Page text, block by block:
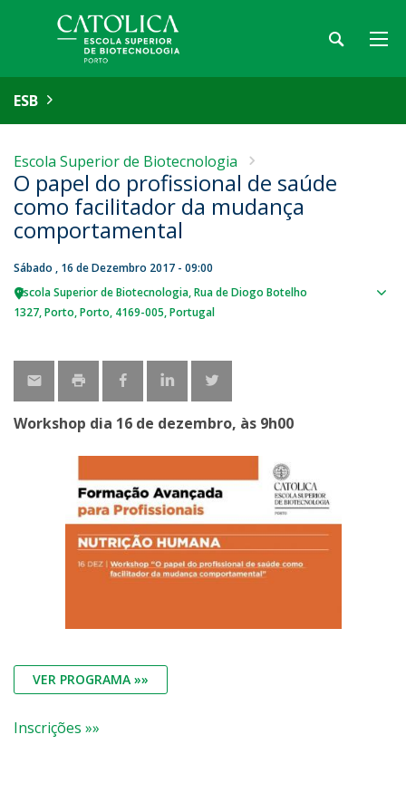
ESB
Escola Superior de Biotecnologia
O papel do profissional de saúde
como facilitador da mudança
comportamental
Sábado , 16 de Dezembro 2017 - 09:00
Escola Superior de Biotecnologia Rua de Diogo Botelho
1327 Porto Porto 4169-005 Portugal
Workshop dia 16 de dezembro, às 9h00
VER PROGRAMA »»
Inscrições »»